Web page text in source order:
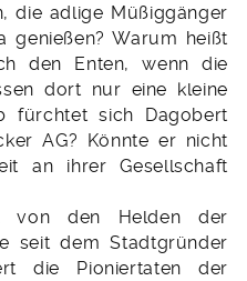
die adlige Müßiggänger
genießen? Warum heißt
den Enten, wenn die
dort nur eine kleine
fürchtet sich Dagobert
AG? Könnte er nicht
an ihrer Gesellschaft
von den Helden der
seit dem Stadtgründer
die Pioniertaten der